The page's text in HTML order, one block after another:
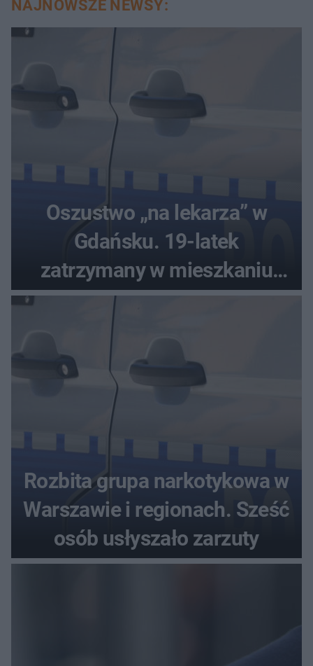
NAJNOWSZE NEWSY:
Oszustwo „na lekarza” w
Gdańsku. 19-latek
zatrzymany w mieszkaniu
seniora
Rozbita grupa narkotykowa w
Warszawie i regionach. Sześć
osób usłyszało zarzuty